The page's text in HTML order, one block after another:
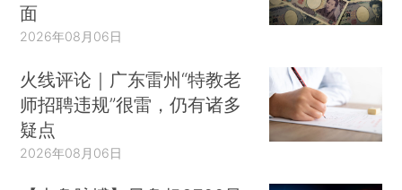
面
2026年08月06日
火线评论｜广东雷州“特教老
师招聘违规”很雷，仍有诸多
疑点
2026年08月06日